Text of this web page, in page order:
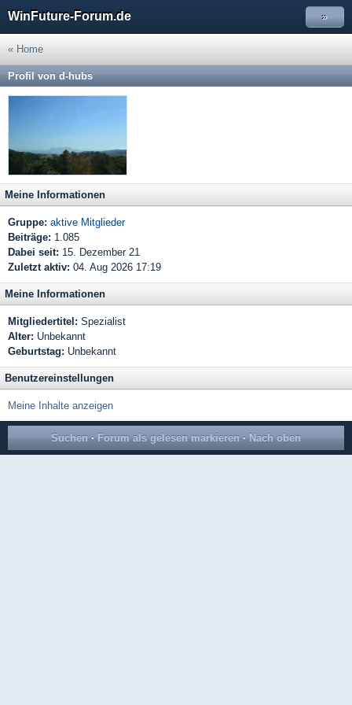
WinFuture-Forum.de »
« Home
Profil von d-hubs
Meine Informationen
Gruppe: aktive Mitglieder
Beiträge: 1.085
Dabei seit: 15. Dezember 21
Zuletzt aktiv: 04. Aug 2026 17:19
Meine Informationen
Mitgliedertitel: Spezialist
Alter: Unbekannt
Geburtstag: Unbekannt
Benutzereinstellungen
Meine Inhalte anzeigen
Suchen · Forum als gelesen markieren · Nach oben